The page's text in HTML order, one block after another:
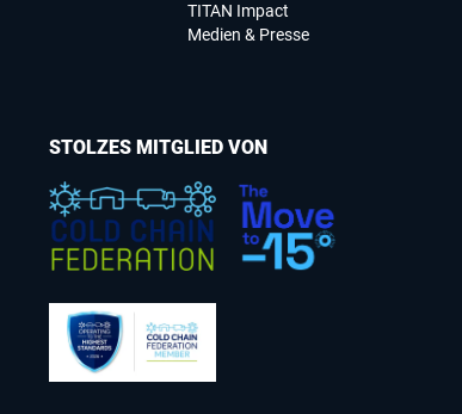
TITAN Impact
Medien & Presse
STOLZES MITGLIED VON